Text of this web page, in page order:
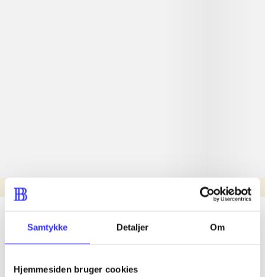
Samtykke Detaljer Om
Hjemmesiden bruger cookies
Nyhed
lorem ipsum dolor sit amet ...